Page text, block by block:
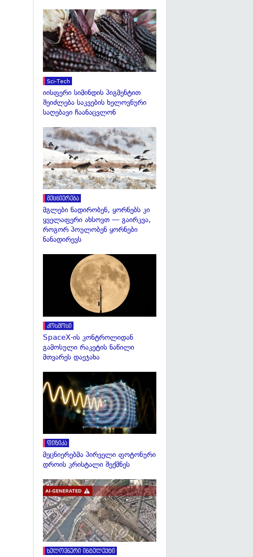
Sci-Tech
იისფერი სიმინდის პიგმენტით
შეიძლება საკვების ხელოვნური
საღებავი ჩაანაცვლონ
მეცნიერება
მგლები ნადირობენ, ყორნებს კი
ყველაფერი ახსოვთ — გაირკვა,
როგორ პოულობენ ყორნები
ნანადირევს
კოსმოსი
SpaceX-ის კონტროლიდან
გამოსული რაკეტის ნაწილი
მთვარეს დაეჯახა
ფიზიკა
მეცნიერებმა პირველი ფოტონური
დროის კრისტალი შექმნეს
ხელოვნური ინტელექტი